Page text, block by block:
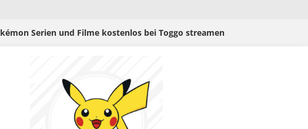
Serien und Filme kostenlos bei Toggo streamen